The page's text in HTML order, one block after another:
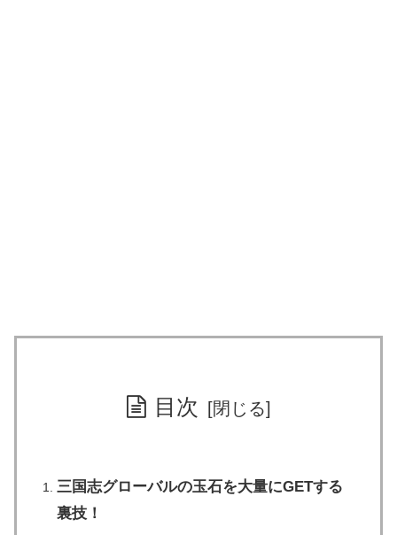
目次
三国志グローバルの玉石を大量にGETする
裏技！